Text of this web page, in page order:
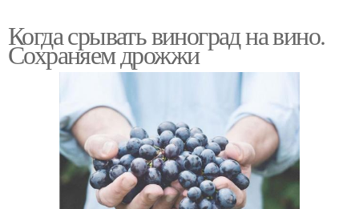
Когда срывать виноград на вино.
Сохраняем дрожжи